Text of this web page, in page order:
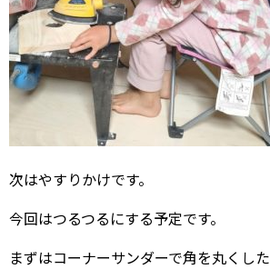
次はやすりかけです。
今回はつるつるにする予定です。
まずはコーナーサンダーで角を丸くし